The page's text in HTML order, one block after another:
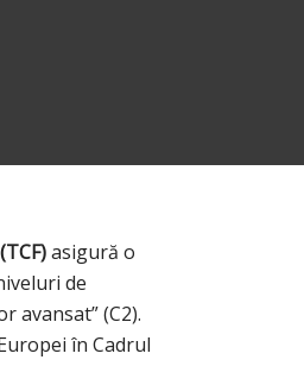
asigură o
de
avansat” (C2).
în Cadrul